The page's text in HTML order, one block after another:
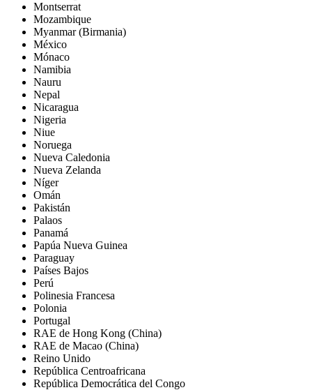
Montserrat
Mozambique
Myanmar (Birmania)
México
Mónaco
Namibia
Nauru
Nepal
Nicaragua
Nigeria
Niue
Noruega
Nueva Caledonia
Nueva Zelanda
Níger
Omán
Pakistán
Palaos
Panamá
Papúa Nueva Guinea
Paraguay
Países Bajos
Perú
Polinesia Francesa
Polonia
Portugal
RAE de Hong Kong (China)
RAE de Macao (China)
Reino Unido
República Centroafricana
República Democrática del Congo